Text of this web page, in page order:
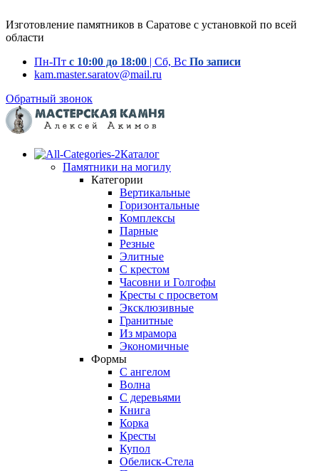
Изготовление памятников в Саратове с установкой по всей
области
Пн-Пт с 10:00 до 18:00 | Сб, Вс По записи
kam.master.saratov@mail.ru
Обратный звонок
Каталог
Памятники на могилу
Категории
Вертикальные
Горизонтальные
Комплексы
Парные
Резные
Элитные
С крестом
Часовни и Голгофы
Кресты с просветом
Эксклюзивные
Гранитные
Из мрамора
Экономичные
Формы
С ангелом
Волна
С деревьями
Книга
Корка
Кресты
Купол
Обелиск-Стела